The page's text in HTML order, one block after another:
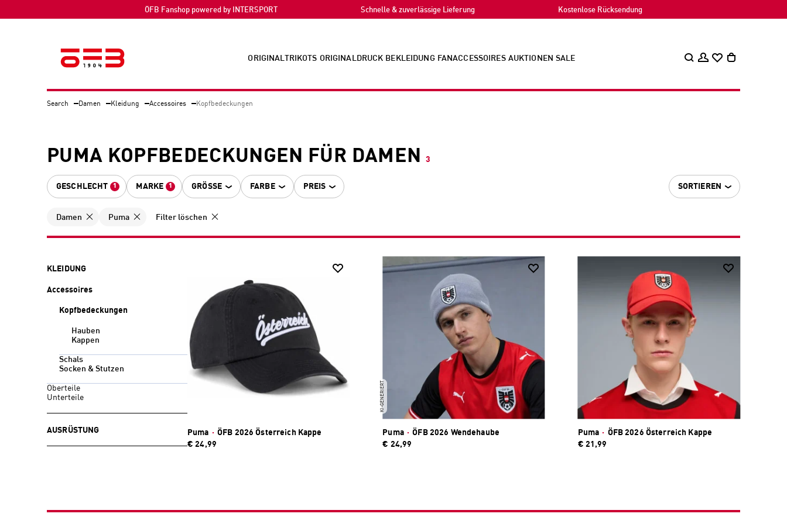
ÖFB Fanshop powered by INTERSPORT Schnelle & zuverlässige Lieferung Kostenlose Rücksendung
ORIGINALTRIKOTS ORIGINALDRUCK BEKLEIDUNG FANACCESSOIRES AUKTIONEN SALE
Search Damen Kleidung Accessoires Kopfbedeckungen
PUMA KOPFBEDECKUNGEN FÜR DAMEN 3
GESCHLECHT 1 MARKE 1 GRÖSSE FARBE PREIS SORTIEREN
Damen Puma Filter löschen
KLEIDUNG
Accessoires
Kopfbedeckungen
Hauben
Kappen
Schals
Socken & Stutzen
Oberteile
Unterteile
AUSRÜSTUNG Puma · ÖFB 2026 Österreich Kappe
€ 24,99
KI-GENERIERT
Puma · ÖFB 2026 Wendehaube
€ 24,99
Puma · ÖFB 2026 Österreich Kappe
€ 21,99